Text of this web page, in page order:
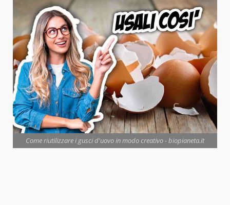
Come riutilizzare i gusci d'uovo in modo creativo - biopianeta.it